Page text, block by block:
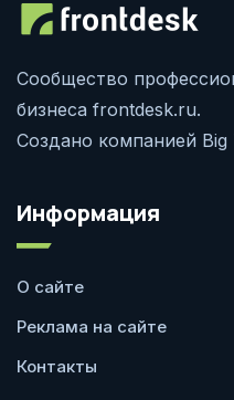
Сообщество
бизнеса frontdesk.ru.
Создано компанией Big
Информация
О сайте
Реклама на сайте
Контакты